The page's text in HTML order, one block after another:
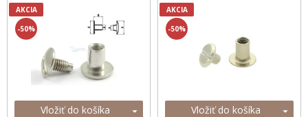
AKCIA
-50%
Vložiť do košíka
AKCIA
-50%
Vložiť do košíka